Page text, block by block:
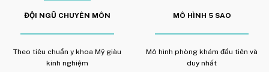
ĐỘI NGŨ CHUYÊN MÔN
Theo tiêu chuẩn y khoa Mỹ giàu
kinh nghiệm
MÔ HÌNH 5 SAO
Mô hình phòng khám đầu tiên và
duy nhất